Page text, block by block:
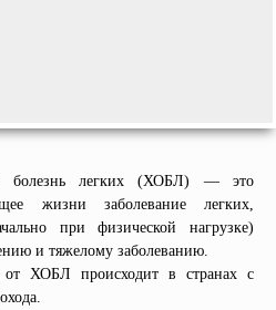
болезнь легких (ХОБЛ) — это
жизни заболевание легких,
при физической нагрузке)
и тяжелому заболеванию.
от ХОБЛ происходит в странах с